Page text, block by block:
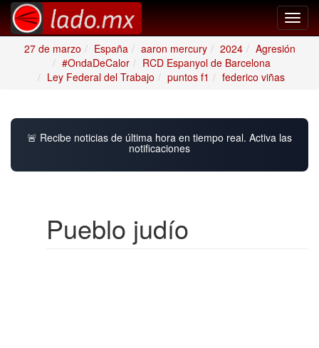
27 de marzo
España aaron mercury 2024
Agresión
#OndaDeCalor
RCD Espanyol de Barcelona
Ley Federal del Trabajo
puntos f1 federico viñas
🚨 Recibe noticias de última hora en tiempo real. Activa las
notificaciones
Pueblo judío